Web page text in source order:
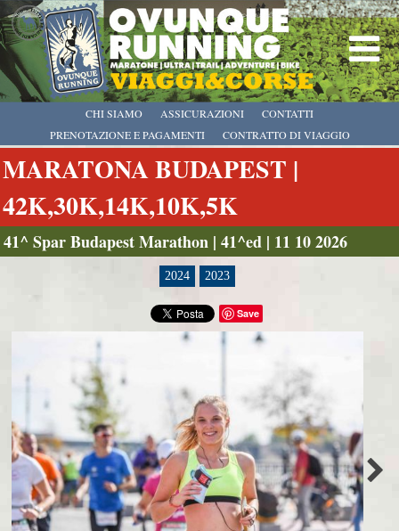
CHI SIAMO
PRENOTAZIONE E PAGAMENTI
CONTRATTO DI VIAGGIO
ASSICURAZIONI CONTATTI
MARATONA BUDAPEST |
42K,30K,14K,10K,5K
41^ Spar Budapest Marathon | 41^ed | 11 10 2026
2024 2023
Save